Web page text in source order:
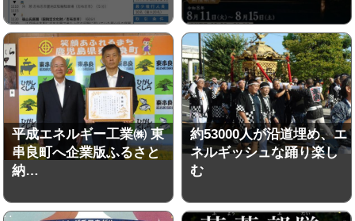
平成エネルギー工業㈱ 東
串良町へ企業版ふるさと
納…
約53000人が沿道埋め、エ
ネルギッシュな踊り楽し
む